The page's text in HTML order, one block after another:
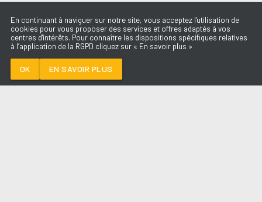
En continuant à naviguer sur notre site, vous acceptez l'utilisation de
cookies pour vous proposer des services et offres adaptés à vos
centres d'intérêts. Pour connaître les dispositions spécifiques relatives
à l’application de la RGPD cliquez sur « En savoir plus »
OK EN SAVOIR PLUS